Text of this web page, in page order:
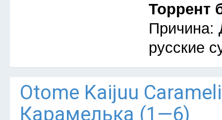
Торрент
Причина:
русские
Otome Kaijuu
Карамелька (1—6)